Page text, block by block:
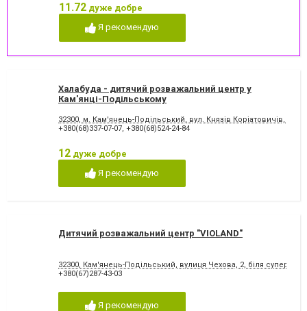
11.72 дуже добре
Я рекомендую
Халабуда - дитячий розважальний центр у
Кам'янці-Подільському
32300, м. Кам'янець-Подільський, вул. Князів Коріатовичів, 25
+380(68)337-07-07, +380(68)524-24-84
12 дуже добре
Я рекомендую
Дитячий розважальний центр "VIOLAND"
32300, Кам'янець-Подільський, вулиця Чехова, 2, біля
+380(67)287-43-03
Я рекомендую